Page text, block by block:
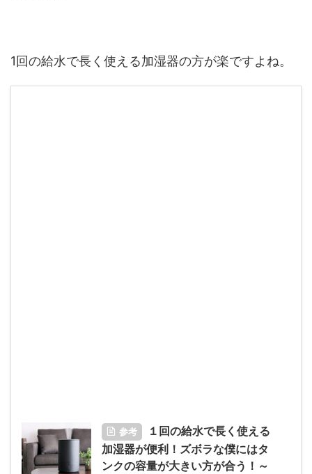
1回の給水で長く使える加湿器の方が楽ですよね。
参考
１回の給水で長く使える
加湿器が便利！ズボラな僕にはタ
ンクの容量が大きい方が合う！～